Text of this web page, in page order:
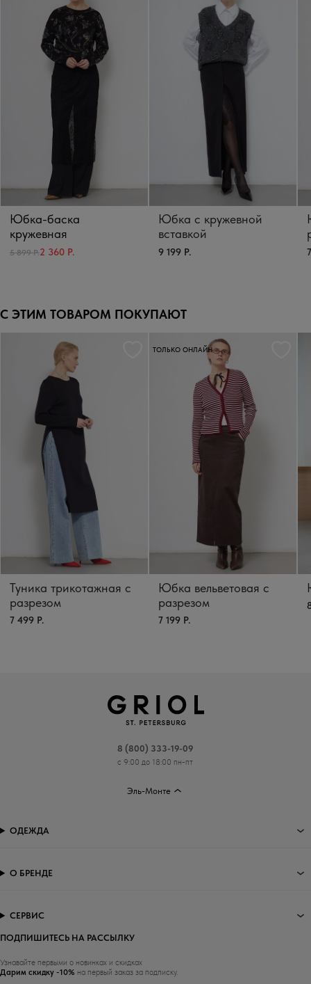
Юбка-баска
кружевная
5 899 Р.2 360 Р.
Юбка с кружевной
вставкой
9 199 Р.
С ЭТИМ ТОВАРОМ ПОКУПАЮТ
Туника трикотажная с
разрезом
7 499 Р.
ТОЛЬКО ОНЛАЙН
Юбка вельветовая с
разрезом
7 199 Р.
8 (800) 333-19-09
с 9:00 до 18:00 пн-пт
Эль-Монте
ПОДПИШИТЕСЬ НА РАССЫЛКУ
Узнавайте первыми о новинках и скидках
Дарим скидку -10% на первый заказ за подписку.
ОДЕЖДА
О БРЕНДЕ
СЕРВИС